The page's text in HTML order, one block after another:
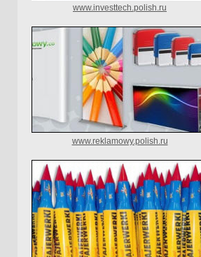
www.investtech.polish.ru
www.reklamowy.polish.ru